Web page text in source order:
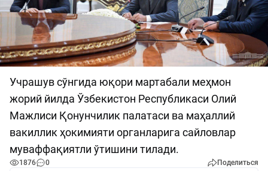
Учрашув сўнгида юқори мартабали меҳмон
жорий йилда Ўзбекистон Республикаси Олий
Мажлиси Қонунчилик палатаси ва маҳаллий
вакиллик ҳокимияти органларига сайловлар
муваффақиятли ўтишини тилади.
1876 0 Поделиться